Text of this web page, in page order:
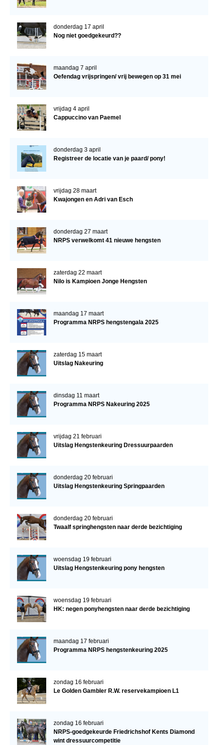
donderdag 17 april
Nog niet goedgekeurd??
maandag 7 april
Oefendag vrijspringen/ vrij bewegen op 31 mei
vrijdag 4 april
Cappuccino van Paemel
donderdag 3 april
Registreer de locatie van je paard/ pony!
vrijdag 28 maart
Kwajongen en Adri van Esch
donderdag 27 maart
NRPS verwelkomt 41 nieuwe hengsten
zaterdag 22 maart
Nilo is Kampioen Jonge Hengsten
maandag 17 maart
Programma NRPS hengstengala 2025
zaterdag 15 maart
Uitslag Nakeuring
dinsdag 11 maart
Programma NRPS Nakeuring 2025
vrijdag 21 februari
Uitslag Hengstenkeuring Dressuurpaarden
donderdag 20 februari
Uitslag Hengstenkeuring Springpaarden
donderdag 20 februari
Twaalf springhengsten naar derde bezichtiging
woensdag 19 februari
Uitslag Hengstenkeuring pony hengsten
woensdag 19 februari
HK: negen ponyhengsten naar derde bezichtiging
maandag 17 februari
Programma NRPS hengstenkeuring 2025
zondag 16 februari
Le Golden Gambler R.W. reservekampioen L1
zondag 16 februari
NRPS-goedgekeurde Friedrichshof Kents Diamond
wint dressuurcompetitie